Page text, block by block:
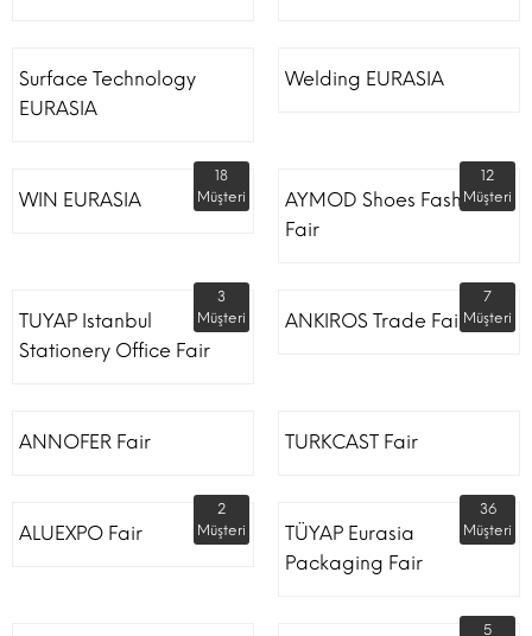
Surface Technology
EURASIA
Welding EURASIA
WIN EURASIA
18
Müşteri
AYMOD Shoes Fashion
Fair
12
Müşteri
TUYAP Istanbul
Stationery Office Fair
3
Müşteri
ANKIROS Trade Fairs
7
Müşteri
ANNOFER Fair TURKCAST Fair
ALUEXPO Fair
2
Müşteri
TÜYAP Eurasia
Packaging Fair
36
Müşteri
5